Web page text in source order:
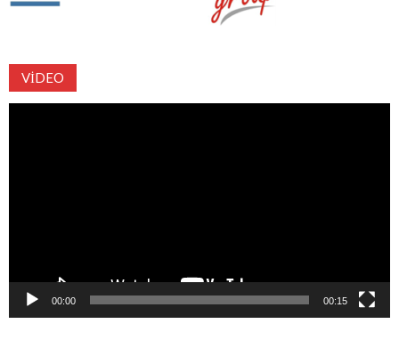
VIDEO
00:00 00:15